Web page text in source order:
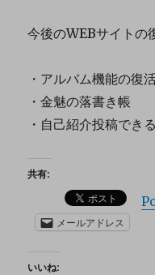
今後のWEBサイトの
・アルバム機能の復
・金魅の落書き帳
・自己紹介投稿でき
共有:
メールアドレス
いいね: